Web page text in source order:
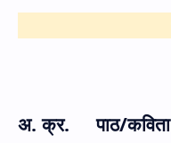
अ. क्र. पाठ/कविता